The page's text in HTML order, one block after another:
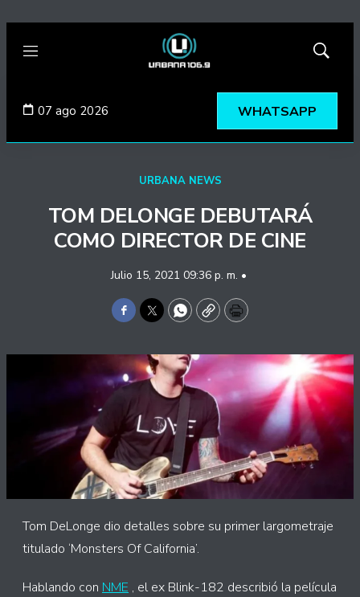
Menú
Mostrar
07 ago 2026 WHATSAPP
URBANA NEWS
TOM DELONGE DEBUTARÁ
COMO DIRECTOR DE CINE
Julio 15, 2021 09:36 p. m. •
Facebook
TwitterWhatsApp
CopyPrint
Tom DeLonge dio detalles sobre su primer largometraje
titulado ‘Monsters Of California’.
Hablando con NME , el ex Blink-182 describió la película